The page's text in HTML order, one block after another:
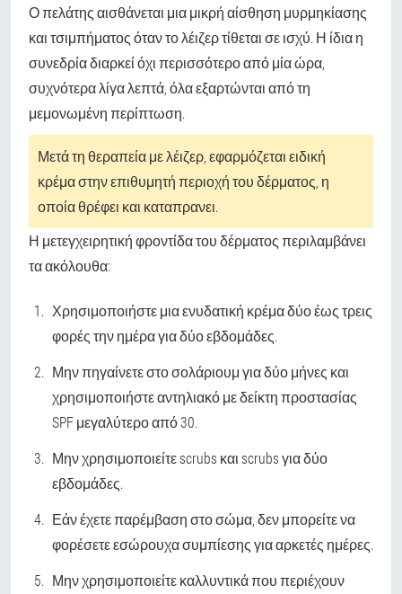
Ο πελάτης αισθάνεται μια μικρή αίσθηση μυρμηκίασης
και τσιμπήματος όταν το λέιζερ τίθεται σε ισχύ. Η ίδια η
συνεδρία διαρκεί όχι περισσότερο από μία ώρα,
συχνότερα λίγα λεπτά, όλα εξαρτώνται από τη
μεμονωμένη περίπτωση.
Μετά τη θεραπεία με λέιζερ, εφαρμόζεται ειδική
κρέμα στην επιθυμητή περιοχή του δέρματος, η
οποία θρέφει και καταπρανει.
Η μετεγχειρητική φροντίδα του δέρματος περιλαμβάνει
τα ακόλουθα:
Χρησιμοποιήστε μια ενυδατική κρέμα δύο έως τρεις
φορές την ημέρα για δύο εβδομάδες.
Μην πηγαίνετε στο σολάριουμ για δύο μήνες και
χρησιμοποιήστε αντηλιακό με δείκτη προστασίας
SPF μεγαλύτερο από 30.
Μην χρησιμοποιείτε scrubs και scrubs για δύο
εβδομάδες.
Εάν έχετε παρέμβαση στο σώμα, δεν μπορείτε να
φορέσετε εσώρουχα συμπίεσης για αρκετές ημέρες.
Μην χρησιμοποιείτε καλλυντικά που περιέχουν